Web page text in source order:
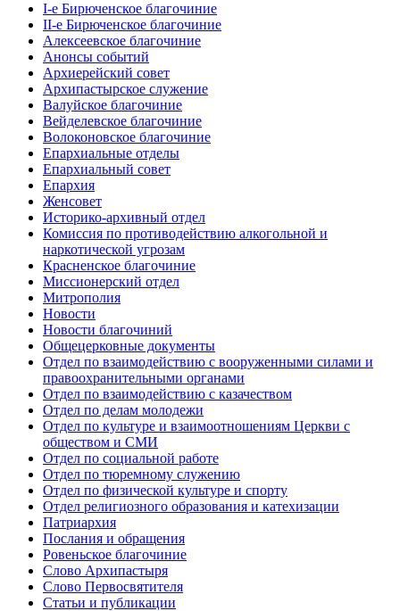
I-е Бирюченское благочиние
II-е Бирюченское благочиние
Алексеевское благочиние
Анонсы событий
Архиерейский совет
Архипастырское служение
Валуйское благочиние
Вейделевское благочиние
Волоконовское благочиние
Епархиальные отделы
Епархиальный совет
Епархия
Женсовет
Историко-архивный отдел
Комиссия по противодействию алкогольной и
наркотической угрозам
Красненское благочиние
Миссионерский отдел
Митрополия
Новости
Новости благочиний
Общецерковные документы
Отдел по взаимодействию с вооруженными силами и
правоохранительными органами
Отдел по взаимодействию с казачеством
Отдел по делам молодежи
Отдел по культуре и взаимоотношениям Церкви с
обществом и СМИ
Отдел по социальной работе
Отдел по тюремному служению
Отдел по физической культуре и спорту
Отдел религиозного образования и катехизации
Патриархия
Послания и обращения
Ровеньское благочиние
Слово Архипастыря
Слово Первосвятителя
Статьи и публикации